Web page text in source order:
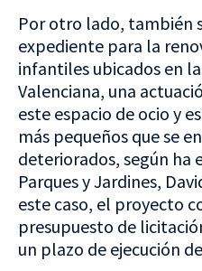
Por otro lado, también
expediente para la
infantiles ubicados en
Valenciana, una
este espacio de ocio y
más pequeños que se
deteriorados, según ha
Parques y Jardines,
este caso, el proyecto
presupuesto de
un plazo de ejecución